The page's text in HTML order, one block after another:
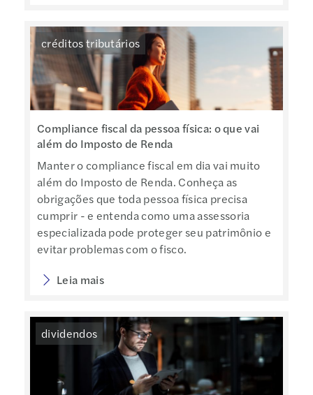
créditos tributários
Compliance fiscal da pessoa física: o que vai
além do Imposto de Renda
Manter o compliance fiscal em dia vai muito
além do Imposto de Renda. Conheça as
obrigações que toda pessoa física precisa
cumprir - e entenda como uma assessoria
especializada pode proteger seu patrimônio e
evitar problemas com o fisco.
Leia mais
dividendos